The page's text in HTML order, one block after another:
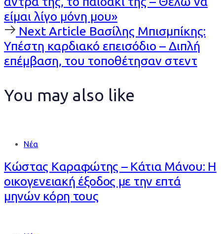
είμαι λίγο μόνη μου»
Next
Article
Next Article Βασίλης Μπισμπίκης:
Υπέστη καρδιακό επεισόδιο – Διπλή
επέμβαση, του τοποθέτησαν στεντ
You may also like
Νέα
Κώστας Καραφώτης – Κάτια Μάνου: Η
οικογενειακή έξοδος με την επτά
μηνών κόρη τους